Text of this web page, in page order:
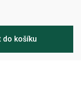
do košíku